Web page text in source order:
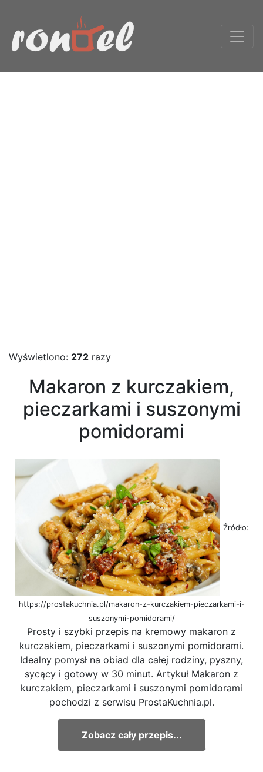
Wyświetlono: 272 razy
Makaron z kurczakiem,
pieczarkami i suszonymi
pomidorami
Źródło:
https://prostakuchnia.pl/makaron-z-kurczakiem-pieczarkami-i-
suszonymi-pomidorami/
Prosty i szybki przepis na kremowy makaron z
kurczakiem, pieczarkami i suszonymi pomidorami.
Idealny pomysł na obiad dla całej rodziny, pyszny,
sycący i gotowy w 30 minut. Artykuł Makaron z
kurczakiem, pieczarkami i suszonymi pomidorami
pochodzi z serwisu ProstaKuchnia.pl.
Zobacz cały przepis...